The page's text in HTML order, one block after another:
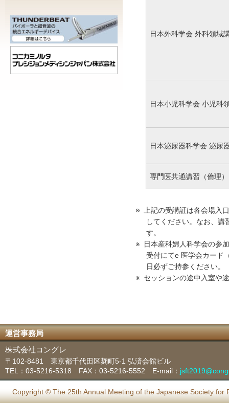
日本外科学会 外科領域
日本小児科学会 小児科
日本泌尿器科学会 泌尿
専門医共通講習（倫理）
上記の受講証は各会場入
してください。なお、
す。
日本産科婦人科学会の参
受付にてe 医学会カード
日必ずご持参ください。
セッションの途中入室や
運営事務局
株式会社コングレ
〒102-8481 東京都千代田区麹町5-1 弘済会館ビル
TEL：03-5216-5318 FAX：03-5216-5552 E-mail：
Copyright © The 25th Annual Meeting of the Japanese Society for